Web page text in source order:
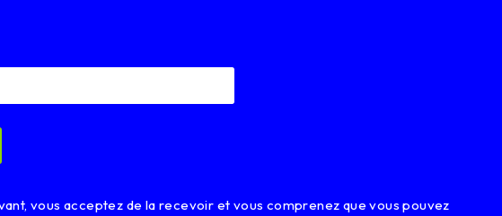
vous acceptez de la recevoir et vous comprenez que vous pouvez